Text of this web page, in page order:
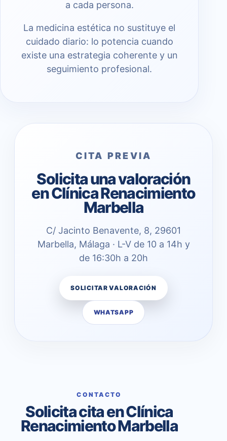
a cada persona.
La medicina estética no sustituye el
cuidado diario: lo potencia cuando
existe una estrategia coherente y un
seguimiento profesional.
CITA PREVIA
Solicita una valoración
en Clínica Renacimiento
Marbella
C/ Jacinto Benavente, 8, 29601
Marbella, Málaga · L-V de 10 a 14h y
de 16:30h a 20h
SOLICITAR VALORACIÓN
WHATSAPP
CONTACTO
Solicita cita en Clínica
Renacimiento Marbella